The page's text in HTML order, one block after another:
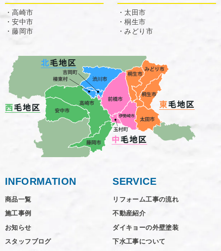
・高崎市
・安中市
・藤岡市
・太田市
・桐生市
・みどり市
INFORMATION
商品一覧
施工事例
お知らせ
スタッフブログ
SERVICE
リフォーム工事の流れ
不動産紹介
ダイキョーの外壁塗装
下水工事について